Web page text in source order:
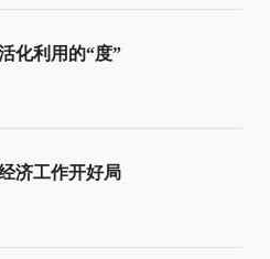
化利用的“度”
济工作开好局